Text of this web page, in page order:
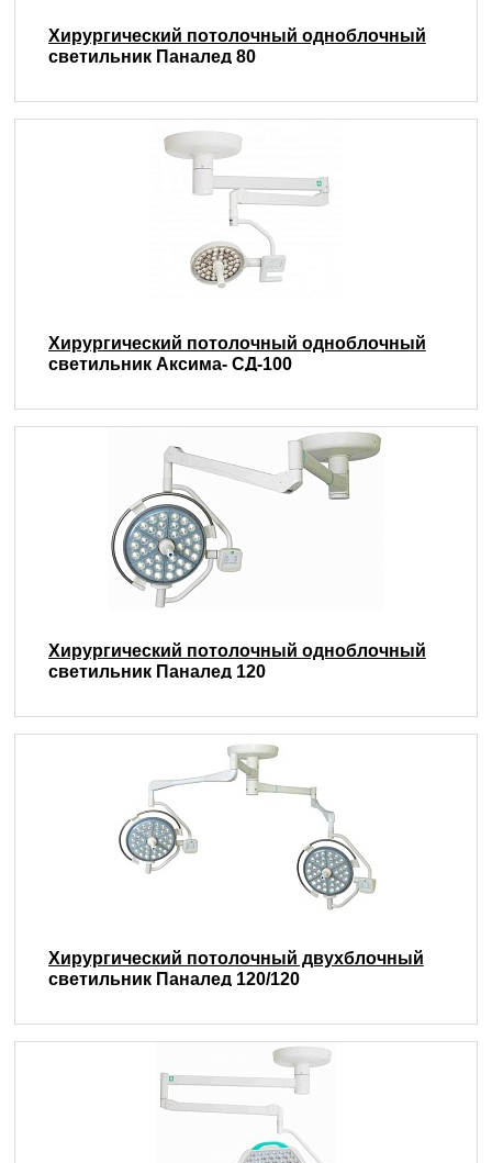
Хирургический потолочный одноблочный
светильник Паналед 80
Хирургический потолочный одноблочный
светильник Аксима- СД-100
Хирургический потолочный одноблочный
светильник Паналед 120
Хирургический потолочный двухблочный
светильник Паналед 120/120